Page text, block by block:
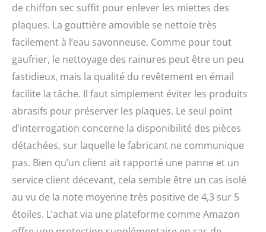
de chiffon sec suffit pour enlever les miettes des
plaques. La gouttière amovible se nettoie très
facilement à l’eau savonneuse. Comme pour tout
gaufrier, le nettoyage des rainures peut être un peu
fastidieux, mais la qualité du revêtement en émail
facilite la tâche. Il faut simplement éviter les produits
abrasifs pour préserver les plaques. Le seul point
d’interrogation concerne la disponibilité des pièces
détachées, sur laquelle le fabricant ne communique
pas. Bien qu’un client ait rapporté une panne et un
service client décevant, cela semble être un cas isolé
au vu de la note moyenne très positive de 4,3 sur 5
étoiles. L’achat via une plateforme comme Amazon